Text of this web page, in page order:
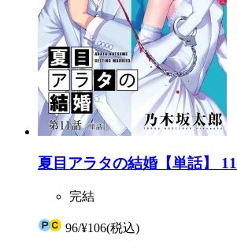
夏目アラタの結婚【単話】 11
完結
96/¥106(税込)